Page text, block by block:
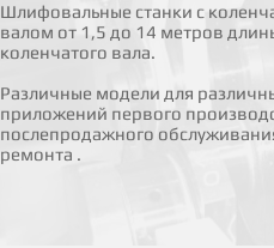
Шлифовальные станки с
валом от 1,5 до 14 метров
коленчатого вала.
Различные модели для
приложений первого
послепродажного
ремонта .